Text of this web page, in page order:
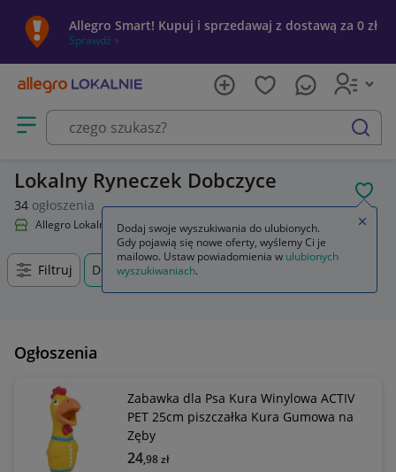
Allegro Smart! Kupuj i sprzedawaj z dostawą za 0 zł
Sprawdź »
Otwórz menu z kategoriami
szukaj
Lokalny Ryneczek Dobczyce
34 ogłoszenia
Allegro Lokalnie Lokalny Ryneczek
Filtruj Dobczyce, Małopolskie, +0 km
Ogłoszenia
Zabawka dla Psa Kura Winylowa ACTIV
PET 25cm piszczałka Kura Gumowa na
Zęby
24,98zł
Dodaj swoje wyszukiwania do ulubionych.
Gdy pojawią się nowe oferty, wyślemy Ci je
mailowo. Ustaw powiadomienia w ulubionych
wyszukiwaniach.